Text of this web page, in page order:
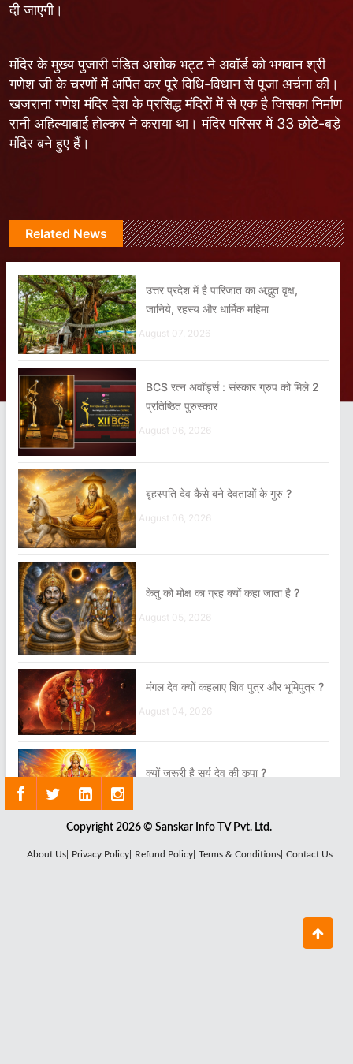
दी जाएगी।
मंदिर के मुख्य पुजारी पंडित अशोक भट्ट ने अवॉर्ड को भगवान श्री
गणेश जी के चरणों में अर्पित कर पूरे विधि-विधान से पूजा अर्चना की।
खजराना गणेश मंदिर देश के प्रसिद्ध मंदिरों में से एक है जिसका निर्माण
रानी अहिल्याबाई होल्कर ने कराया था। मंदिर परिसर में 33 छोटे-बड़े
मंदिर बने हुए हैं।
Related News
उत्तर प्रदेश में है पारिजात का अद्भुत वृक्ष,
जानिये, रहस्य और धार्मिक महिमा
August 07, 2026
BCS रत्न अवॉर्ड्स : संस्कार ग्रुप को मिले 2
प्रतिष्ठित पुरुस्कार
August 06, 2026
बृहस्पति देव कैसे बने देवताओं के गुरु ?
August 06, 2026
केतु को मोक्ष का ग्रह क्यों कहा जाता है ?
August 05, 2026
मंगल देव क्यों कहलाए शिव पुत्र और भूमिपुत्र ?
August 04, 2026
क्यों जरूरी है सूर्य देव की कृपा ?
Copyright 2026 © Sanskar Info TV Pvt. Ltd.
About Us| Privacy Policy| Refund Policy| Terms & Conditions| Contact Us